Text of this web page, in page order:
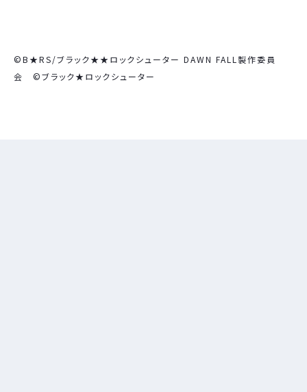
©B★RS/ブラック★★ロックシューター DAWN FALL製作委員
会 ©ブラック★ロックシューター